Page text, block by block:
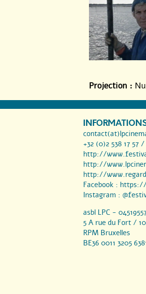
Projection :
+32 (0)2 538 17 57
http://
http://
http://
Facebook : https://
Instagram :
asbl LPC -
5 A rue du Fort /
RPM Bruxelles
BE36 0011 3205